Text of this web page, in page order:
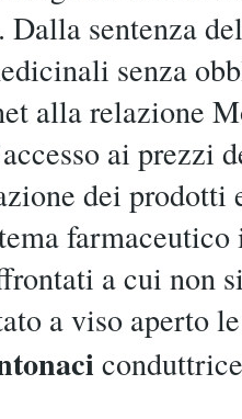
sentenza
senza
alla relazione
ai prezzi
dei
a cui non
a viso aperto